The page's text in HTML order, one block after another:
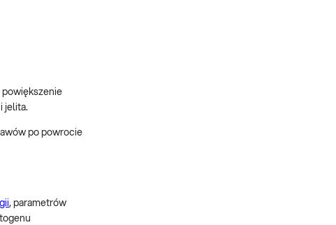
powiększenie
jelita.
po powrocie
, parametrów